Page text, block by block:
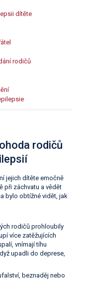
dítěte
rodičů
rodičů
jejich dítěte emočně
při záchvatu a vědět
bylo obtížné vidět, jak
rodičů prohloubily
více zatěžujících
vnímají tíhu
upadli do deprese,
beznaděj nebo